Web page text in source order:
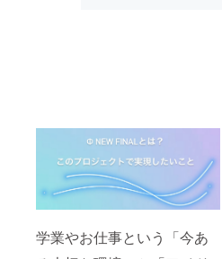
学業やお仕事という「今あ